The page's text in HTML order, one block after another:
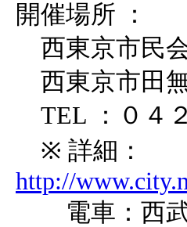
開催場所 ：
西東京市民
西東京市田
TEL ：０４
※ 詳細：
http://
電車：西武